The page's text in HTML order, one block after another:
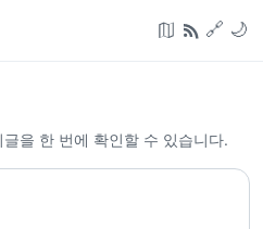
🔗 🌙
을 한 번에 확인할 수 있습니다.